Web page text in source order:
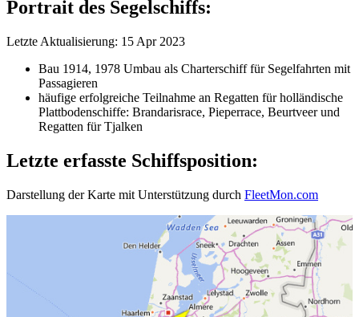
Portrait des Segelschiffs:
Letzte Aktualisierung: 15 Apr 2023
Bau 1914, 1978 Umbau als Charterschiff für Segelfahrten mit
Passagieren
häufige erfolgreiche Teilnahme an Regatten für holländische
Plattbodenschiffe: Brandarisrace, Pieperrace, Beurtveer und
Regatten für Tjalken
Letzte erfasste Schiffsposition:
Darstellung der Karte mit Unterstützung durch FleetMon.com